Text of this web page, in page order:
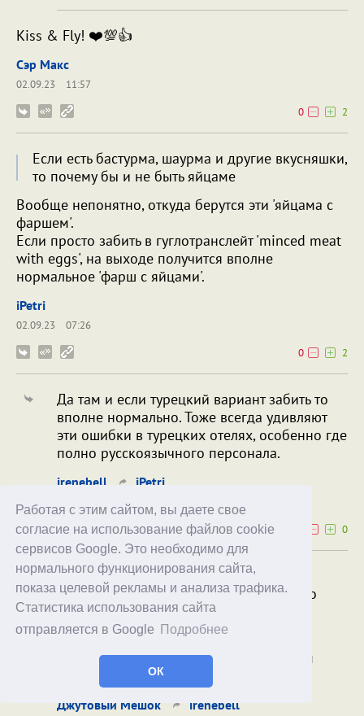
Работая с этим сайтом, вы даете свое
согласие на использование файлов cookie
сервисов Google. Это необходимо для
нормального функционирования сайта,
показа целевой рекламы и анализа трафика.
Статистика использования сайта
отправляется в Google
Подробнее
ОК
Kiss & Fly! ❤️💯👍
Сэр Макс
02.09.23
11:57
0
2
Если есть бастурма, шаурма и другие вкусняшки,
то почему бы и не быть яйцаме
Вообще непонятно, откуда берутся эти 'яйцама с
фаршем'.
Если просто забить в гуглотранслейт 'minced meat
with eggs', на выходе получится вполне
нормальное 'фарш с яйцами'.
iPetri
02.09.23
07:26
0
2
Да там и если турецкий вариант забить то
вполне нормально. Тоже всегда удивляют
эти ошибки в турецких отелях, особенно где
полно русскоязычного персонала.
irenebell iPetri
08:51
0
Тоже всегда удивляют эти ошибки в
турецких отелях, особенно где полно
русскоязычного персонала.
Запланированная развлекуха для
отдыхающих, не одним же аниматорам
Джутовый Мешок irenebell